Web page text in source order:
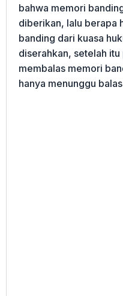
bahwa memori
diberikan, lalu berapa
banding dari kuasa
diserahkan, setelah
membalas memori
hanya menunggu